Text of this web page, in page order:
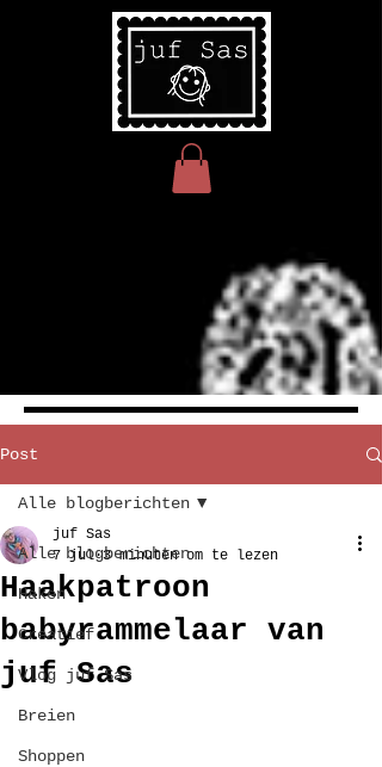
Post
Alle blogberichten
Haken
Creatief
Vlog juf Sas
Breien
Shoppen
Alle blogberichten
Haakpatroon
babyrammelaar van
juf Sas
juf Sas
7 jul 3 minuten om te lezen